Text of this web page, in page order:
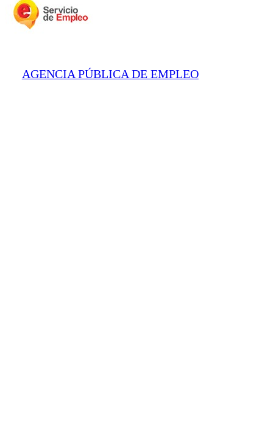
AGENCIA PÚBLICA DE EMPLEO